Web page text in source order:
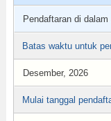
Pendaftaran di
Batas waktu untuk
Desember, 2026
Mulai tanggal